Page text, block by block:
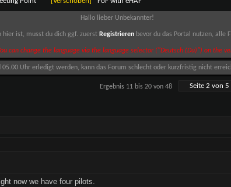
Hallo lieber Unbekannter!
hier ist, musst du dich ggf. zuerst Registrieren bevor du das Portal nutzen, alle
can change the language via the language selector ("Deutsch (Du)") on the
Uhr erledigt werden, kann das Forum schlecht oder kurzfristig nicht
Seite 2 von 5
Ergebnis 11 bis 20 von 48
now we have four pilots.